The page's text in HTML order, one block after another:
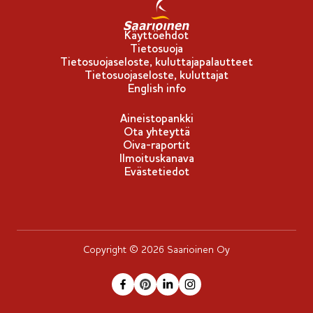
Käyttöehdot
Tietosuoja
Tietosuojaseloste, kuluttajapalautteet
Tietosuojaseloste, kuluttajat
English info
Aineistopankki
Ota yhteyttä
Oiva-raportit
Ilmoituskanava
Evästetiedot
Copyright © 2026 Saarioinen Oy